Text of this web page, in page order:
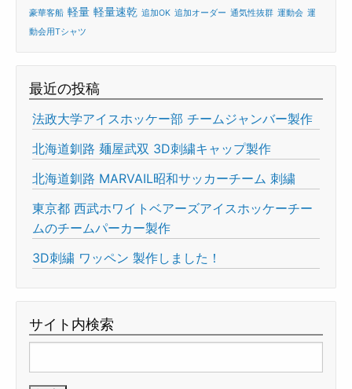
豪華客船 軽量 軽量速乾 追加OK 追加オーダー 通気性抜群 運動会 運
動会用Tシャツ
最近の投稿
法政大学アイスホッケー部 チームジャンバー製作
北海道釧路 麺屋武双 3D刺繍キャップ製作
北海道釧路 MARVAIL昭和サッカーチーム 刺繍
東京都 西武ホワイトベアーズアイスホッケーチー
ムのチームパーカー製作
3D刺繍 ワッペン 製作しました！
サイト内検索
索: